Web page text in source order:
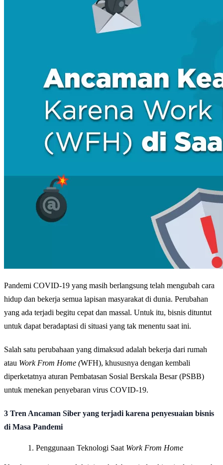
Pandemi COVID-19 yang masih berlangsung telah mengubah cara
hidup dan bekerja semua lapisan masyarakat di dunia. Perubahan
yang ada terjadi begitu cepat dan massal. Untuk itu, bisnis dituntut
untuk dapat beradaptasi di situasi yang tak menentu saat ini.
Salah satu perubahaan yang dimaksud adalah bekerja dari rumah
atau Work From Home (WFH), khususnya dengan kembali
diperketatnya aturan Pembatasan Sosial Berskala Besar (PSBB)
untuk menekan penyebaran virus COVID-19.
3 Tren Ancaman Siber yang terjadi karena penyesuaian bisnis
di Masa Pandemi
Penggunaan Teknologi Saat Work From Home